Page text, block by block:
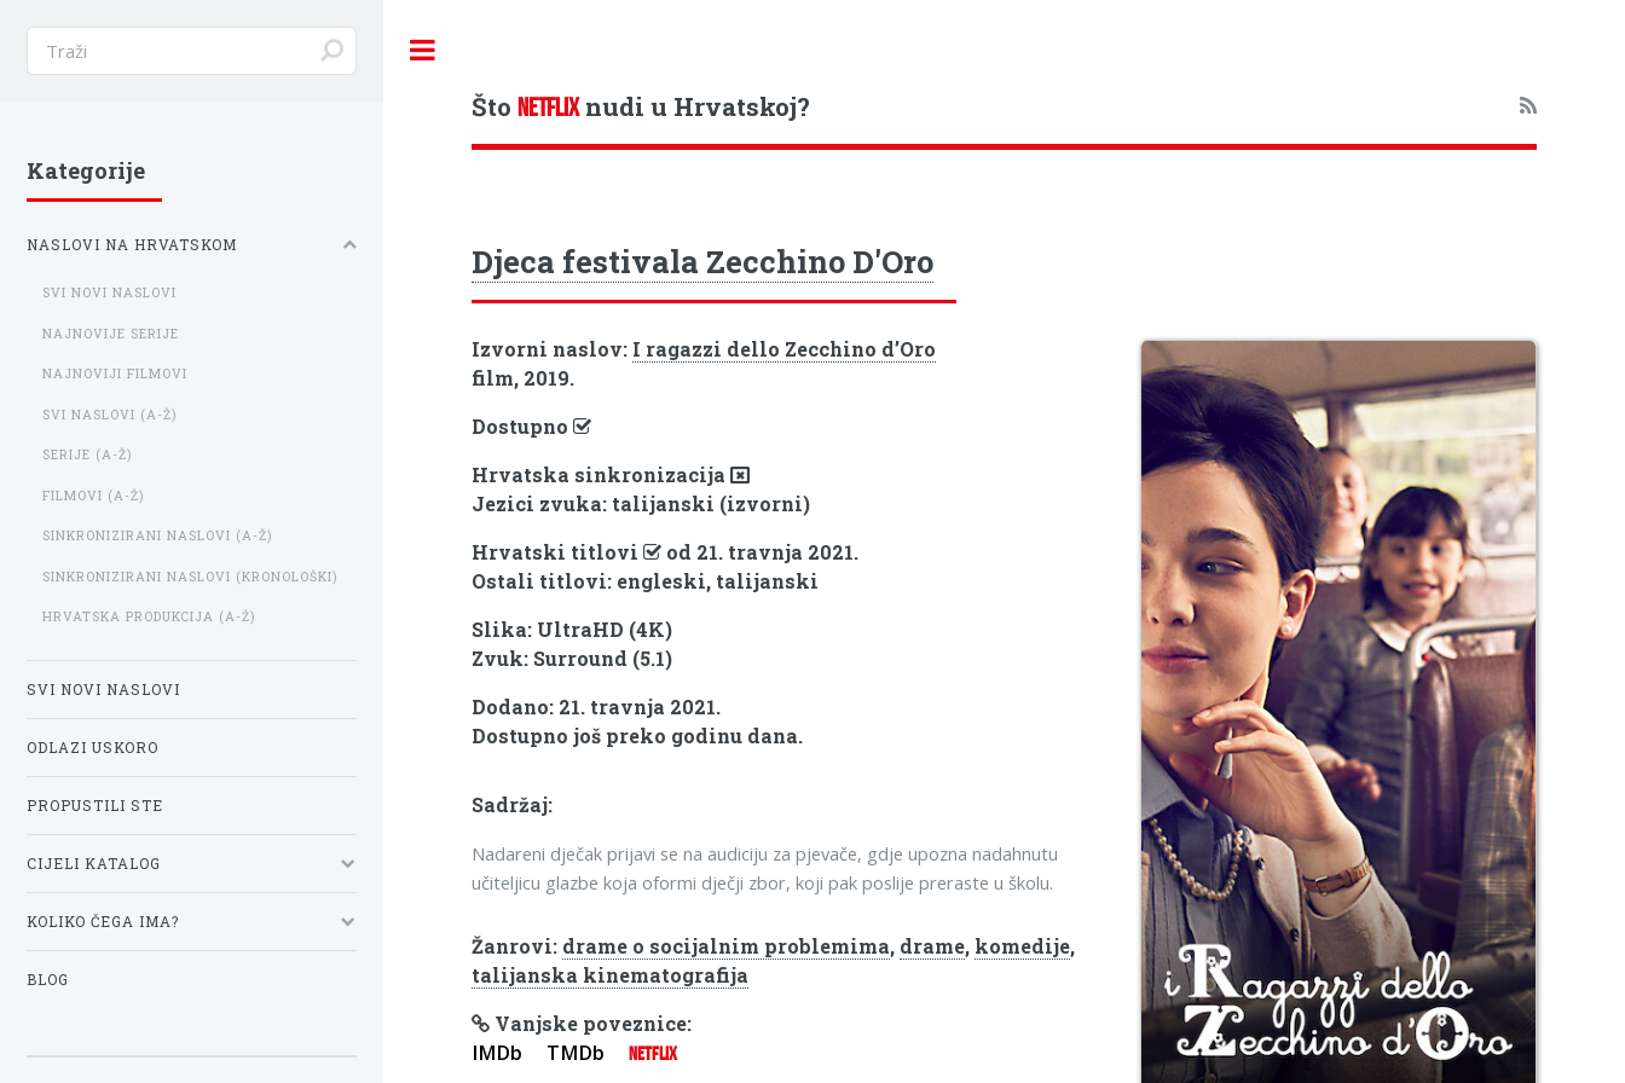
ŠtoNETFLIXnudi u Hrvatskoj?
Djeca festivala Zecchino D'Oro
Izvorni naslov: I ragazzi dello Zecchino d’Oro
film, 2019.
Dostupno
Hrvatska sinkronizacija
Jezici zvuka: talijanski (izvorni)
Hrvatski titlovi
od 21. travnja 2021.
Ostali titlovi: engleski, talijanski
Slika: UltraHD (4K)
Zvuk: Surround (5.1)
Dodano: 21. travnja 2021.
Dostupno još preko godinu dana.
Sadržaj:
Nadareni dječak prijavi se na audiciju za pjevače, gdje upozna nadahnutu
učiteljicu glazbe koja oformi dječji zbor, koji pak poslije preraste u školu.
Žanrovi: drame o socijalnim problemima, drame, komedije,
talijanska kinematografija
Vanjske poveznice:
IMDb TMDb NETFLIX
Kategorije
NASLOVI NA HRVATSKOM
SVI NOVI NASLOVI
NAJNOVIJE SERIJE
NAJNOVIJI FILMOVI
SVI NASLOVI (A-Ž)
SERIJE (A-Ž)
FILMOVI (A-Ž)
SINKRONIZIRANI NASLOVI (A-Ž)
SINKRONIZIRANI NASLOVI (KRONOLOŠKI)
HRVATSKA PRODUKCIJA (A-Ž)
SVI NOVI NASLOVI
ODLAZI USKORO
PROPUSTILI STE
CIJELI KATALOG
KOLIKO ČEGA IMA?
BLOG
Toggle